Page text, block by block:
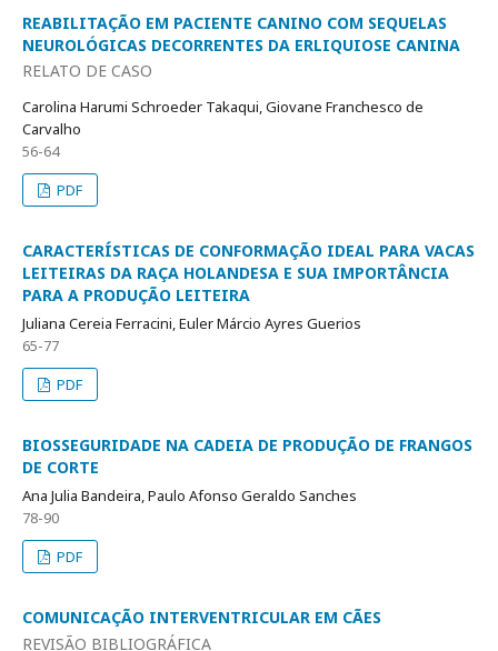
REABILITAÇÃO EM PACIENTE CANINO COM SEQUELAS
NEUROLÓGICAS DECORRENTES DA ERLIQUIOSE CANINA
RELATO DE CASO
Carolina Harumi Schroeder Takaqui, Giovane Franchesco de
Carvalho
56-64
PDF
CARACTERÍSTICAS DE CONFORMAÇÃO IDEAL PARA VACAS
LEITEIRAS DA RAÇA HOLANDESA E SUA IMPORTÂNCIA
PARA A PRODUÇÃO LEITEIRA
Juliana Cereia Ferracini, Euler Márcio Ayres Guerios
65-77
PDF
BIOSSEGURIDADE NA CADEIA DE PRODUÇÃO DE FRANGOS
DE CORTE
Ana Julia Bandeira, Paulo Afonso Geraldo Sanches
78-90
PDF
COMUNICAÇÃO INTERVENTRICULAR EM CÃES
REVISÃO BIBLIOGRÁFICA